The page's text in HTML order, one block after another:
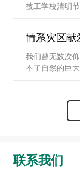
技工学校清明
烈精神，在党
我校于20...
我们曾无数次
不了自然的巨
联系我们